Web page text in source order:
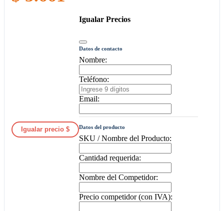
Igualar precio $
Igualar Precios
Datos de contacto
Nombre:
Teléfono:
Email:
Datos del producto
SKU / Nombre del Producto:
Cantidad requerida:
Nombre del Competidor:
Precio competidor (con IVA):